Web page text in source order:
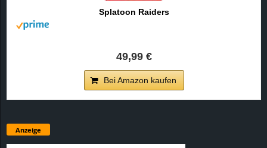
Splatoon Raiders
49,99 €
Bei Amazon kaufen
Anzeige